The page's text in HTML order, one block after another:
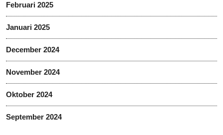
Februari 2025
Januari 2025
December 2024
November 2024
Oktober 2024
September 2024